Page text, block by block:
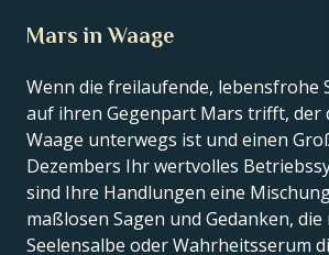
Mars in Waage
Wenn die freilaufende, lebensfrohe
auf ihren Gegenpart Mars trifft, der
Waage unterwegs ist und einen
Dezembers Ihr wertvolles
sind Ihre Handlungen eine Mischung
maßlosen Sagen und Gedanken, die
Seelensalbe oder Wahrheitsserum